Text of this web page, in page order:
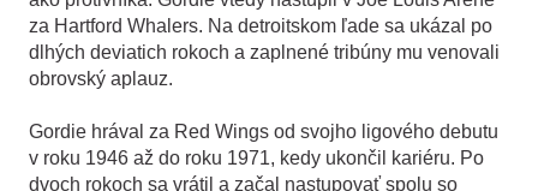
za Hartford Whalers. Na detroitskom ľade sa ukázal po
dlhých deviatich rokoch a zaplnené tribúny mu venovali
obrovský aplauz.
Gordie hrával za Red Wings od svojho ligového debutu
v roku 1946 až do roku 1971, kedy ukončil kariéru. Po
dvoch rokoch sa vrátil a začal nastupovať spolu so